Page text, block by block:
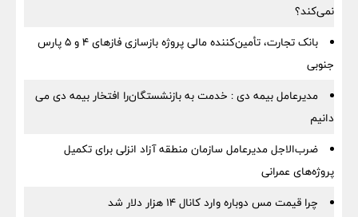
نمی‌کند؟
بانک تجارت، تأمین‌کننده مالی پروژه بازسازی فازهای ۴ و ۵ پارس
جنوبی
مدیرعامل بیمه دی : خدمت به بازنشستگان‌را افتخار بیمه دی می
دانیم
ضرب‌الاجل مدیرعامل سازمان منطقه آزاد انزلی برای تكمیل
پروژه‌های عمرانی
چرا قیمت مس دوباره وارد کانال ۱۴ هزار دلار شد